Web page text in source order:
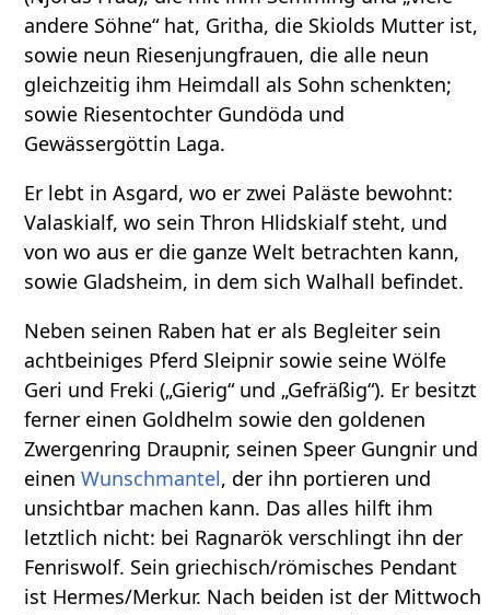
andere Söhne“ hat, Gritha, die Skiolds Mutter ist,
sowie neun Riesenjungfrauen, die alle neun
gleichzeitig ihm Heimdall als Sohn schenkten;
sowie Riesentochter Gundöda und
Gewässergöttin Laga.
Er lebt in Asgard, wo er zwei Paläste bewohnt:
Valaskialf, wo sein Thron Hlidskialf steht, und
von wo aus er die ganze Welt betrachten kann,
sowie Gladsheim, in dem sich Walhall befindet.
Neben seinen Raben hat er als Begleiter sein
achtbeiniges Pferd Sleipnir sowie seine Wölfe
Geri und Freki („Gierig“ und „Gefräßig“). Er besitzt
ferner einen Goldhelm sowie den goldenen
Zwergenring Draupnir, seinen Speer Gungnir und
einenWunschmantel, der ihn portieren und
unsichtbar machen kann. Das alles hilft ihm
letztlich nicht: bei Ragnarök verschlingt ihn der
Fenriswolf. Sein griechisch/römisches Pendant
ist Hermes/Merkur. Nach beiden ist der Mittwoch